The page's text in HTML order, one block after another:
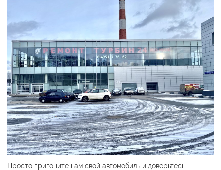
Просто пригоните нам свой автомобиль и доверьтесь